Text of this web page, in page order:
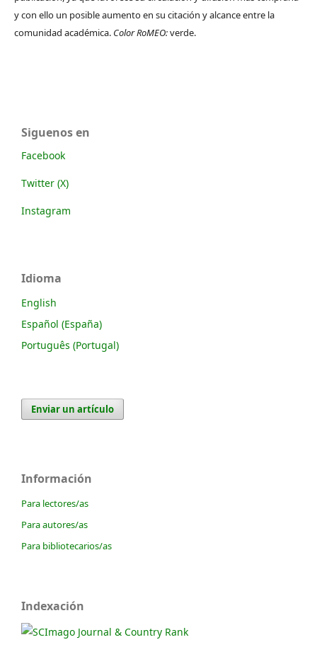
y con ello un posible aumento en su citación y alcance entre la
comunidad académica. Color RoMEO:verde.
Siguenos en
Facebook
Twitter (X)
Instagram
Idioma
English
Español (España)
Português (Portugal)
Enviar un artículo
Información
Para lectores/as
Para autores/as
Para bibliotecarios/as
Indexación